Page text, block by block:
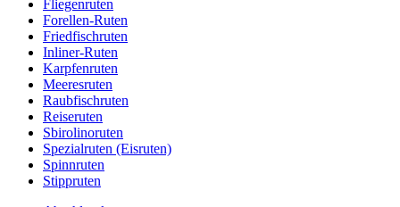
Fliegenruten
Forellen-Ruten
Friedfischruten
Inliner-Ruten
Karpfenruten
Meeresruten
Raubfischruten
Reiseruten
Sbirolinoruten
Spezialruten (Eisruten)
Spinnruten
Stippruten